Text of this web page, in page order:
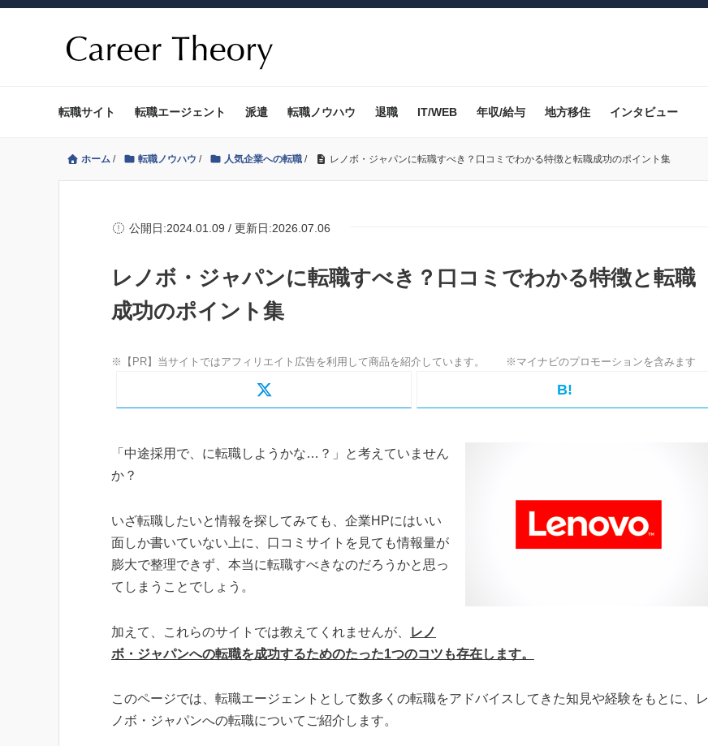
転職サイト 転職エージェント 派遣 転職ノウハウ 退職 IT/WEB 年収/給与 地方移住 インタビュー
ホーム / 転職ノウハウ / 人気企業への転職 / レノボ・ジャパンに転職すべき？口コミでわかる特徴と転職成功のポイント集
公開日:2024.01.09 / 更新日:2026.07.06
レノボ・ジャパンに転職すべき？口コミでわかる特徴と転職
成功のポイント集
B!
「中途採用で、に転職しようかな…？」と考えていません
か？
いざ転職したいと情報を探してみても、企業HPにはいい
面しか書いていない上に、口コミサイトを見ても情報量が
膨大で整理できず、本当に転職すべきなのだろうかと思っ
てしまうことでしょう。
加えて、これらのサイトでは教えてくれませんが、
レノ
ボ・ジャパンへの転職を成功するためのたった1つのコツも存在します。
このページでは、転職エージェントとして数多くの転職をアドバイスしてきた知見や経験をもとに、レ
ノボ・ジャパンへの転職についてご紹介します。